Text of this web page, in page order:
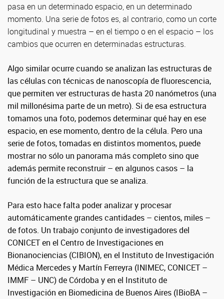
pasa en un determinado espacio, en un determinado
momento. Una serie de fotos es, al contrario, como un corte
longitudinal y muestra – en el tiempo o en el espacio – los
cambios que ocurren en determinadas estructuras.
Algo similar ocurre cuando se analizan las estructuras de
las células con técnicas de nanoscopía de fluorescencia,
que permiten ver estructuras de hasta 20 nanómetros (una
mil millonésima parte de un metro). Si de esa estructura
tomamos una foto, podemos determinar qué hay en ese
espacio, en ese momento, dentro de la célula. Pero una
serie de fotos, tomadas en distintos momentos, puede
mostrar no sólo un panorama más completo sino que
además permite reconstruir – en algunos casos – la
función de la estructura que se analiza.
Para esto hace falta poder analizar y procesar
automáticamente grandes cantidades – cientos, miles –
de fotos. Un trabajo conjunto de investigadores del
CONICET en el Centro de Investigaciones en
Bionanociencias (CIBION), en el Instituto de Investigación
Médica Mercedes y Martín Ferreyra (INIMEC, CONICET –
IMMF – UNC) de Córdoba y en el Instituto de
Investigación en Biomedicina de Buenos Aires (IBioBA –